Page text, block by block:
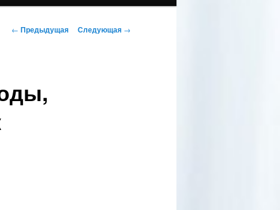
Навигация по записям
← Предыдущая Следующая →